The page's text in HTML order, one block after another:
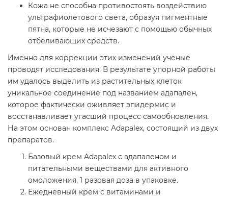
Кожа не способна противостоять воздействию
ультрафиолетового света, образуя пигментные
пятна, которые не исчезают с помощью обычных
отбеливающих средств.
Именно для коррекции этих изменений ученые
проводят исследования. В результате упорной работы
им удалось выделить из растительных клеток
уникальное соединение под названием адапален,
которое фактически оживляет эпидермис и
восстанавливает угасший процесс самообновления.
На этом основан комплекс Adapalex, состоящий из двух
препаратов.
Базовый крем Adapalex с адапаленом и
питательными веществами для активного
омоложения, 1 разовая доза в упаковке.
Ежедневный крем с витаминами и